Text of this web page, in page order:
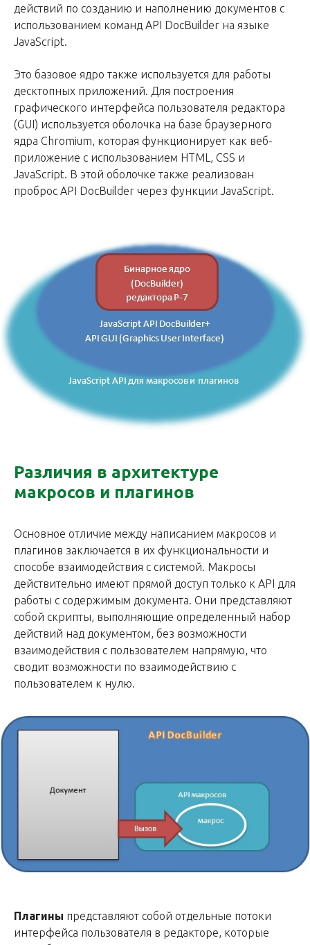
действий по созданию и наполнению документов с
использованием команд API DocBuilder на языке
JavaScript.
Это базовое ядро также используется для работы
десктопных приложений. Для построения
графического интерфейса пользователя редактора
(GUI) используется оболочка на базе браузерного
ядра Chromium, которая функционирует как веб-
приложение с использованием HTML, CSS и
JavaScript. В этой оболочке также реализован
проброс API DocBuilder через функции JavaScript.
Различия в архитектуре
макросов и плагинов
Основное отличие между написанием макросов и
плагинов заключается в их функциональности и
способе взаимодействия с системой. Макросы
действительно имеют прямой доступ только к API для
работы с содержимым документа. Они представляют
собой скрипты, выполняющие определенный набор
действий над документом, без возможности
взаимодействия с пользователем напрямую, что
сводит возможности по взаимодействию с
пользователем к нулю.
Плагины представляют собой отдельные потоки
интерфейса пользователя в редакторе, которые